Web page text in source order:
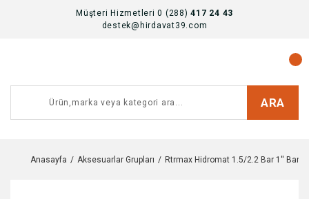
Müşteri Hizmetleri 0 (288)417 24 43
destek@hirdavat39.com
ARA
Anasayfa Aksesuarlar Grupları Rtrmax Hidromat 1.5/2.2 Bar 1''